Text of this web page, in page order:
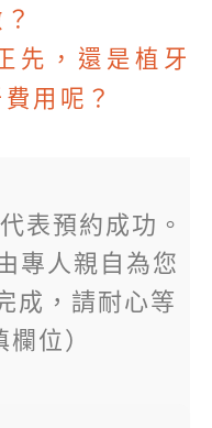
先，還是植牙
用呢？
表預約成功。
專人親自為您
成，請耐心等
位）